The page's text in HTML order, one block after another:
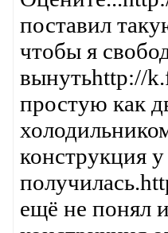
поставил
чтобы я
вынутьhttp://
простую как
конструкция у
ещё не понял